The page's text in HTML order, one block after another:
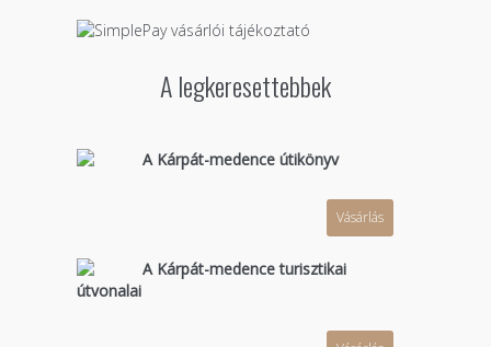
A legkeresettebbek
A Kárpát-medence útikönyv
Vásárlás
A Kárpát-medence turisztikai
útvonalai